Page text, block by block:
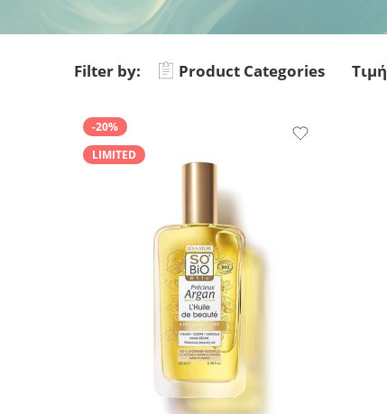
Filter by: Product Categories Τιμή
-20%
LIMITED
15
ΩΡΕΣ MINS